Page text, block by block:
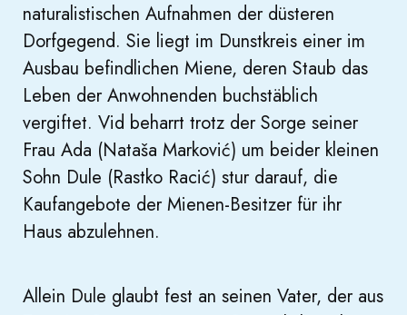
naturalistischen Aufnahmen der düsteren
Dorfgegend. Sie liegt im Dunstkreis einer im
Ausbau befindlichen Miene, deren Staub das
Leben der Anwohnenden buchstäblich
vergiftet. Vid beharrt trotz der Sorge seiner
Frau Ada (Nataša Marković) um beider kleinen
Sohn Dule (Rastko Racić) stur darauf, die
Kaufangebote der Mienen-Besitzer für ihr
Haus abzulehnen.
Allein Dule glaubt fest an seinen Vater, der aus